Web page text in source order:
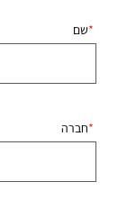
שם
חברה